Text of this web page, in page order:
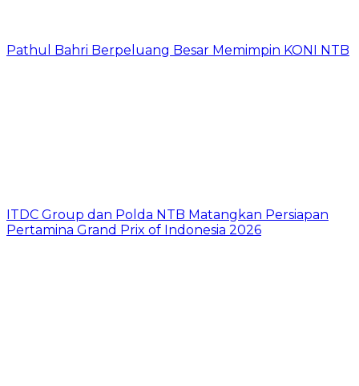
Pathul Bahri Berpeluang Besar Memimpin KONI NTB
ITDC Group dan Polda NTB Matangkan Persiapan
Pertamina Grand Prix of Indonesia 2026